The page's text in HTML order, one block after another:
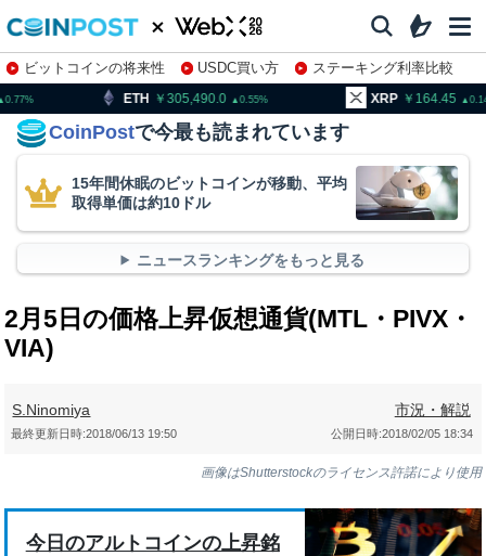
ビットコインの将来性 USDC買い方
ステーキング利率比較
株特集・関連銘柄
305,490.0 0.55 XRP 164.45 BNB
CoinPostで今最も読まれています
15年間休眠のビットコインが移動、平均
取得単価は約10ドル
ニュースランキングをもっと見る
2月5日の価格上昇仮想通貨(MTL・PIVX・
VIA)
S.Ninomiya 市況・解説
公開日時:2018/02/05 18:34
最終更新日時:2018/06/13 19:50
画像はShutterstockのライセンス許諾により使用
今日のアルトコインの上昇銘